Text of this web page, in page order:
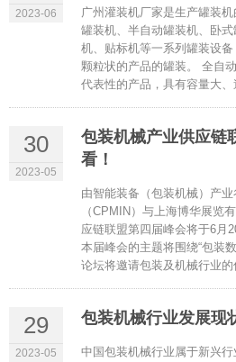
2023-06
广州灌装机厂家是生产罐装
罐装机、半自动罐装机、卧
机、贴标机等一系列罐装设备
颗粒状的产品的罐装。 全自
代表性的产品，具有容量大
30
2023-05
包装机械产业供应链
看！
由智能装备（包装机械）产
（CPMIN）与上海博华展览
应链联盟第四届峰会将于6月
本届峰会的主题将围绕“包装
论坛将邀请包装及机械行业
29
2023-05
包装机械行业发展现
中国包装机械行业属于新兴